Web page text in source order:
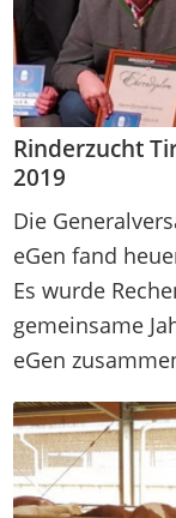
Rinderzucht
2019
Die
eGen fand
Es wurde
gemeinsame
eGen